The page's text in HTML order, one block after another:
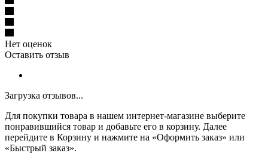
Нет оценок
Оставить отзыв
Загрузка отзывов...
Для покупки товара в нашем интернет-магазине выберите
понравившийся товар и добавьте его в корзину. Далее
перейдите в Корзину и нажмите на «Оформить заказ» или
«Быстрый заказ».